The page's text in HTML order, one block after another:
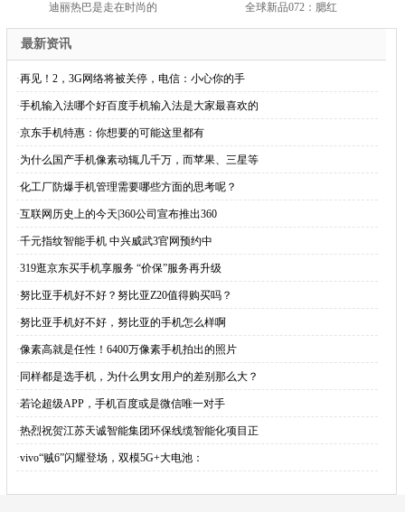
迪丽热巴是走在时尚的 全球新品072：腮红
最新资讯
·再见！2，3G网络将被关停，电信：小心你的手
·手机输入法哪个好百度手机输入法是大家最喜欢的
·京东手机特惠：你想要的可能这里都有
·为什么国产手机像素动辄几千万，而苹果、三星等
·化工厂防爆手机管理需要哪些方面的思考呢？
·互联网历史上的今天|360公司宣布推出360
·千元指纹智能手机 中兴威武3官网预约中
·319逛京东买手机享服务 “价保”服务再升级
·努比亚手机好不好？努比亚Z20值得购买吗？
·努比亚手机好不好，努比亚的手机怎么样啊
·像素高就是任性！6400万像素手机拍出的照片
· 同样都是选手机，为什么男女用户的差别那么大？
·若论超级APP，手机百度或是微信唯一对手
·热烈祝贺江苏天诚智能集团环保线缆智能化项目正
·vivo“贼6”闪耀登场，双模5G+大电池：